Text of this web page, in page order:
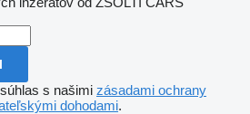
s našimi zásadami ochrany
dohodami.